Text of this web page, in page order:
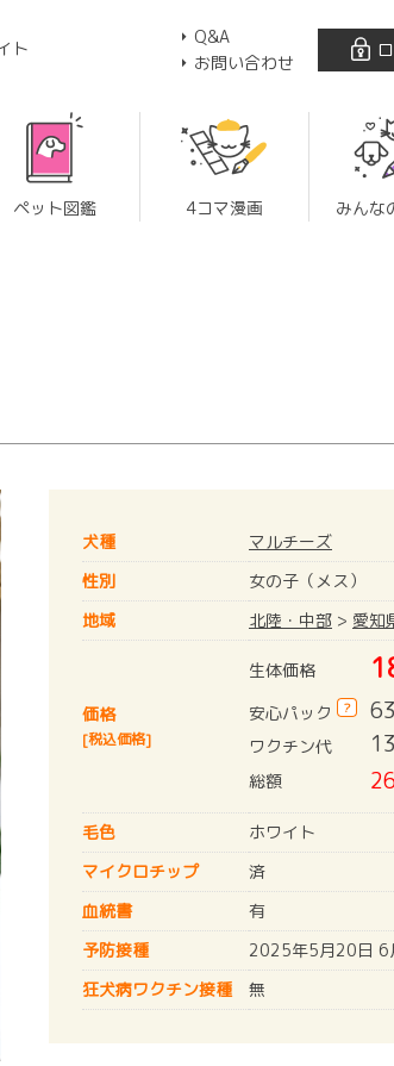
ト
Q&A
お問い合わせ
ペット図鑑 4コマ漫画 みんな
犬種
マルチーズ
性別
女の子（メス）
地域
北陸・中部 > 愛知
価格
[税込価格]
生体価格
安心パック
?
ワクチン代
総額
毛色
ホワイト
マイクロチップ
済
血統書
有
予防接種
2025年5月20日 6
狂犬病ワクチン接種 無